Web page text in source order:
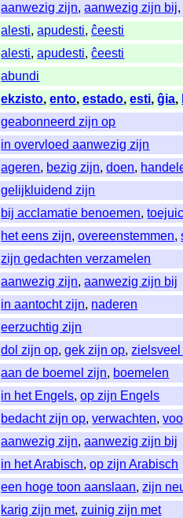
aanwezig zijn,aanwezig zijn bij
alesti,apudesti,ĉeesti
alesti,apudesti,ĉeesti
abundi
ekzisto,ento,estado,esti,ĝia,
geabonneerd zijn op
in overvloed aanwezig zijn
ageren, bezig zijn,doen,
gelijkluidend zijn
bij acclamatie benoemen,
het eens zijn,overeenstemmen,
zijn gedachten verzamelen
aanwezig zijn,aanwezig zijn bij
in aantocht zijn, naderen
eerzuchtig zijn
dol zijn op,gek zijn op,
aan de boemel zijn, boemelen
in het Engels,op zijn Engels
bedacht zijn op,verwachten,
aanwezig zijn,aanwezig zijn bij
in het Arabisch,op zijn Arabisch
een hoge toon aanslaan,zijn
karig zijn met,zuinig zijn met